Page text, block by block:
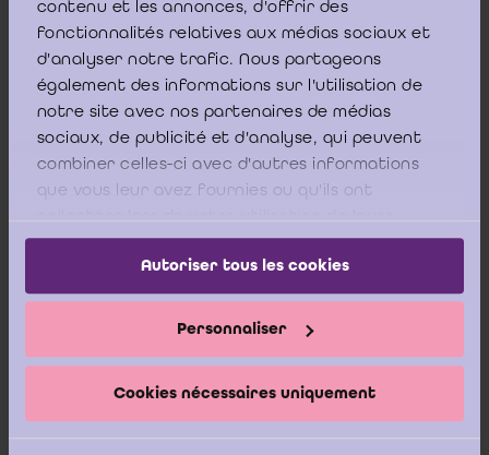
contenu et les annonces, d'offrir des
fonctionnalités relatives aux médias sociaux et
d'analyser notre trafic. Nous partageons
également des informations sur l'utilisation de
notre site avec nos partenaires de médias
sociaux, de publicité et d'analyse, qui peuvent
combiner celles-ci avec d'autres informations
que vous leur avez fournies ou qu'ils ont
services.
Autoriser tous les cookies
Personnaliser
Cookies nécessaires uniquement
Hoofdstuk 1: Wettelijke spreekplicht
Hoofdstuk 2: Uitzonderingen verbonden aan een gerechtelijke
procedure
Hoofdstuk 3: De schriftelijke toestemming van de cliënt
Hoofdstuk 4: Contacten tussen bedrijfsrevisoren, het Instituut
en de tuchtinstanties
Deel 3: Gedeeld (gemeenschappelijk) beroepsgeheim
de bedrijfsrevisor
Hoofdstuk 2: Public Company Accounting Oversight Board
Hoofdstuk 3: Groepsaudit in een internationale context